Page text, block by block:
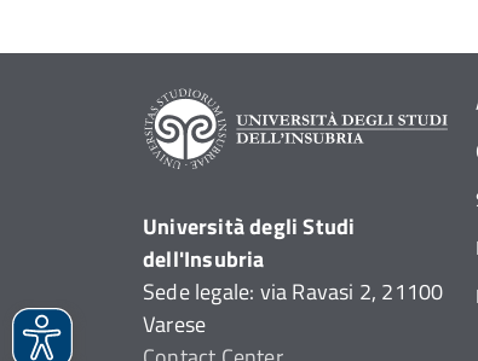
Università degli Studi
dell'Insubria
Sede legale: via Ravasi 2, 21100
Varese